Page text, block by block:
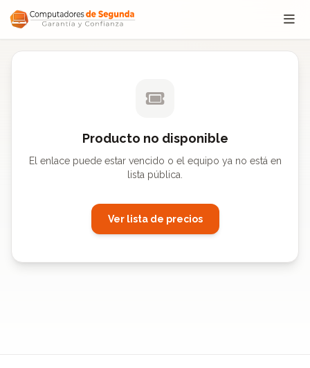
Saltar al contenido
Producto no disponible
El enlace puede estar vencido o el equipo ya no está en
lista pública.
Ver lista de precios